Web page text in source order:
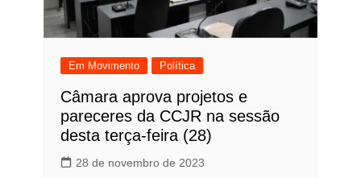
Em Movimento Política
Câmara aprova projetos e
pareceres da CCJR na sessão
desta terça-feira (28)
28 de novembro de 2023